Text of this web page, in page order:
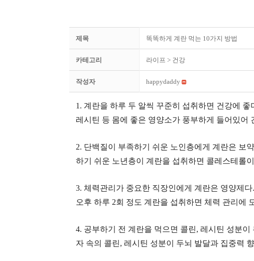
제목 똑똑하게 계란 먹는 10가지 방법
카테고리 라이프 > 건강
작성자 happydaddy
1. 계란을 하루 두 알씩 꾸준히 섭취하면 건강에
레시틴 등 몸에 좋은 영양소가 풍부하게 들어있어
2. 단백질이 부족하기 쉬운 노인층에게 계란은 보
하기 쉬운 노년층이 계란을 섭취하면 콜레스테롤
3. 체력관리가 중요한 직장인에게 계란은 영양제
오후 하루 2회 정도 계란을 섭취하면 체력 관리에
4. 공부하기 전 계란을 먹으면 콜린, 레시틴 성분
자 속의 콜린, 레시틴 성분이 두뇌 발달과 집중력